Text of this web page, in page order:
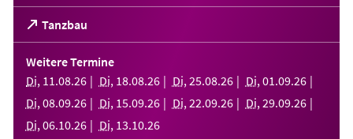
Tanzbau
(Öffnet
in
einem
neuen
Tab)
Weitere Termine
Di, 11 .08.26 Di, 18.08.26 Di, 25.08.26 Di, 01 .09.26
Di, 08.09.26 Di, 15.09.26 Di, 22.09.26 Di, 29.09.26
Di, 06.10.26 Di, 13.10.26